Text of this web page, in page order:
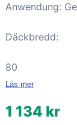
Anwendung:
Däckbredd:
80
Läs mer
1 134 kr